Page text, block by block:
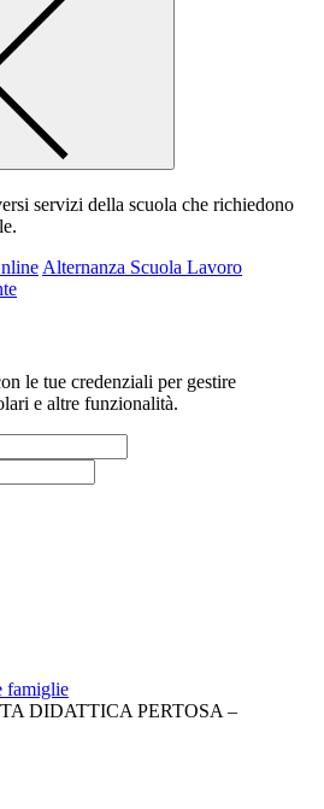
servizi della scuola che richiedono
Alternanza Scuola Lavoro
le tue credenziali per gestire
e altre funzionalità.
famiglie
DIDATTICA PERTOSA –